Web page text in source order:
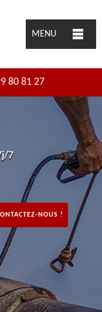
MENU
80 81 27
7
NOUS !